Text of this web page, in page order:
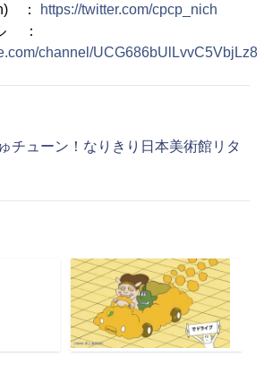
：
https://twitter.com/cpcp_nich
：
channel/
チューン！なりきり日本美術館リタ